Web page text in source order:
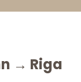
→ Riga